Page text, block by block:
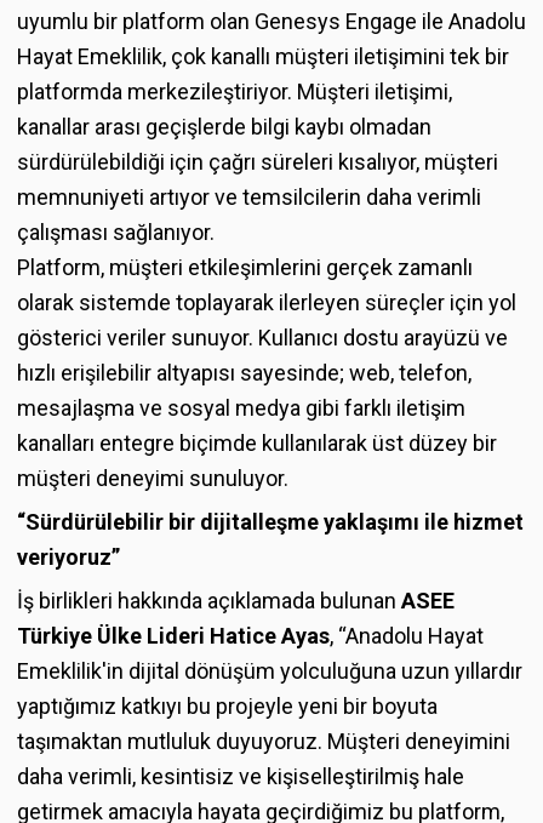
uyumlu bir platform olan Genesys Engage ile Anadolu
Hayat Emeklilik, çok kanallı müşteri iletişimini tek bir
platformda merkezileştiriyor. Müşteri iletişimi,
kanallar arası geçişlerde bilgi kaybı olmadan
sürdürülebildiği için çağrı süreleri kısalıyor, müşteri
memnuniyeti artıyor ve temsilcilerin daha verimli
çalışması sağlanıyor.
Platform, müşteri etkileşimlerini gerçek zamanlı
olarak sistemde toplayarak ilerleyen süreçler için yol
gösterici veriler sunuyor. Kullanıcı dostu arayüzü ve
hızlı erişilebilir altyapısı sayesinde; web, telefon,
mesajlaşma ve sosyal medya gibi farklı iletişim
kanalları entegre biçimde kullanılarak üst düzey bir
müşteri deneyimi sunuluyor.
“Sürdürülebilir bir dijitalleşme yaklaşımı ile hizmet
veriyoruz”
İş birlikleri hakkında açıklamada bulunan ASEE
Türkiye Ülke Lideri Hatice Ayas, “Anadolu Hayat
Emeklilik'in dijital dönüşüm yolculuğuna uzun yıllardır
yaptığımız katkıyı bu projeyle yeni bir boyuta
taşımaktan mutluluk duyuyoruz. Müşteri deneyimini
daha verimli, kesintisiz ve kişiselleştirilmiş hale
getirmek amacıyla hayata geçirdiğimiz bu platform,